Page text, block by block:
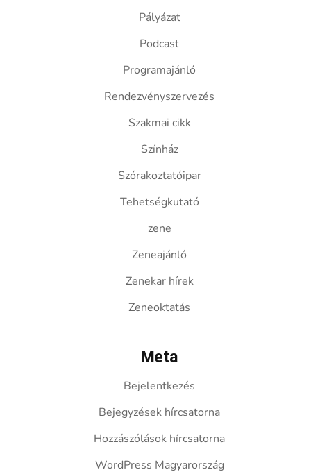
Pályázat
Podcast
Programajánló
Rendezvényszervezés
Szakmai cikk
Színház
Szórakoztatóipar
Tehetségkutató
zene
Zeneajánló
Zenekar hírek
Zeneoktatás
Meta
Bejelentkezés
Bejegyzések hírcsatorna
Hozzászólások hírcsatorna
WordPress Magyarország